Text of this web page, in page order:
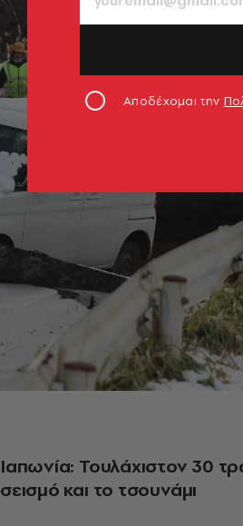
Ιαπωνία: Τουλάχιστον 30
σεισμό και το τσουνάμι
Αποδέχομαι την